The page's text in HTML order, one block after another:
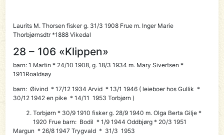
Laurits M.Thorsen fisker g. 31/3 1908 Frue m. Inger Marie
Thorbjørnsdtr *1888 Vikedal
28 – 106 «Klippen»
barn: 1 Martin * 24/10 1908, g. 18/3 1934 m. Mary Sivertsen *
1911Roaldsøy
barn: Øivind * 17/12 1934 Arvid * 13/1 1946 ( leieboer hos Gullik *
30/12 1942 en pike * 14/11 1953 Torbjørn )
Torbjørn * 30/9 1910 fisker g. 28/9 1940 m. Olga Berta Gilje *
1920 Frue barn: Bodil * 1/9 1944 Oddbjørg * 20/3 1951
Margun * 26/8 1947 Trygvald * 31/3 1953